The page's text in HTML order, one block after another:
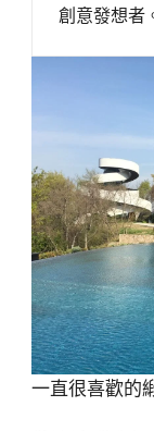
創意發想者
一直很喜歡的